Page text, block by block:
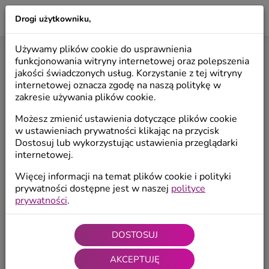
LILIO
BŁĄD 404 - STRONA NIE ISTNIEJE
Przykro nam ale trafiłeś na upadły link, który nie
nadaje się do użycia.
Linki pierwszej jakości znajdziesz poniżej.
Strona główna
Anioły
Drogi użytkowniku,
Używamy plików cookie do usprawnienia
funkcjonowania witryny internetowej oraz polepszenia
jakości świadczonych usług. Korzystanie z tej witryny
internetowej oznacza zgodę na naszą politykę w
zakresie używania plików cookie.
Możesz zmienić ustawienia dotyczące plików cookie
w ustawieniach prywatności klikając na przycisk
Dostosuj lub wykorzystując ustawienia przeglądarki
internetowej.
Więcej informacji na temat plików cookie i polityki
prywatności dostępne jest w naszej polityce
prywatności.
DOSTOSUJ
AKCEPTUJĘ